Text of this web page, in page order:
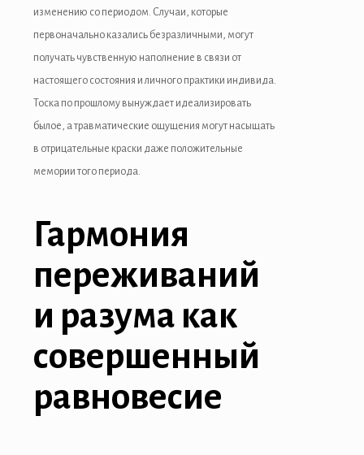
изменению со периодом. Случаи, которые
первоначально казались безразличными, могут
получать чувственную наполнение в связи от
настоящего состояния и личного практики индивида.
Тоска по прошлому вынуждает идеализировать
былое, а травматические ощущения могут насыщать
в отрицательные краски даже положительные
мемории того периода.
Гармония
переживаний
и разума как
совершенный
равновесие